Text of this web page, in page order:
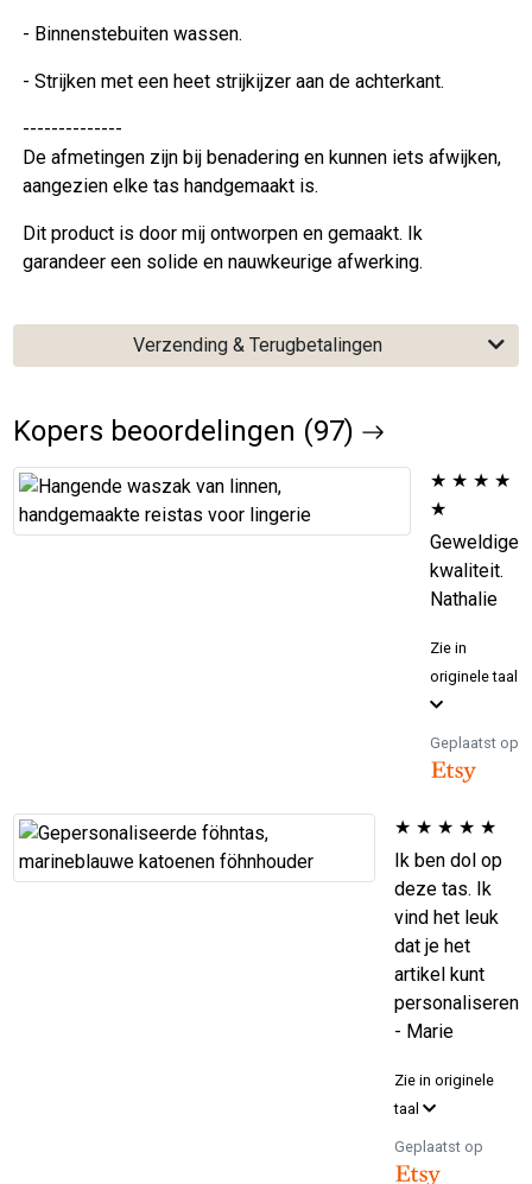
- Binnenstebuiten wassen.
- Strijken met een heet strijkijzer aan de achterkant.
--------------
De afmetingen zijn bij benadering en kunnen iets afwijken,
aangezien elke tas handgemaakt is.
Dit product is door mij ontworpen en gemaakt. Ik
garandeer een solide en nauwkeurige afwerking.
Verzending & Terugbetalingen
Kopers beoordelingen (97)
★ ★ ★ ★
★
Geweldige
kwaliteit.
Nathalie
Zie in
originele taal
Geplaatst op
★ ★ ★ ★ ★
Ik ben dol op
deze tas. Ik
vind het leuk
dat je het
artikel kunt
personaliseren
- Marie
Zie in originele
taal
Geplaatst op